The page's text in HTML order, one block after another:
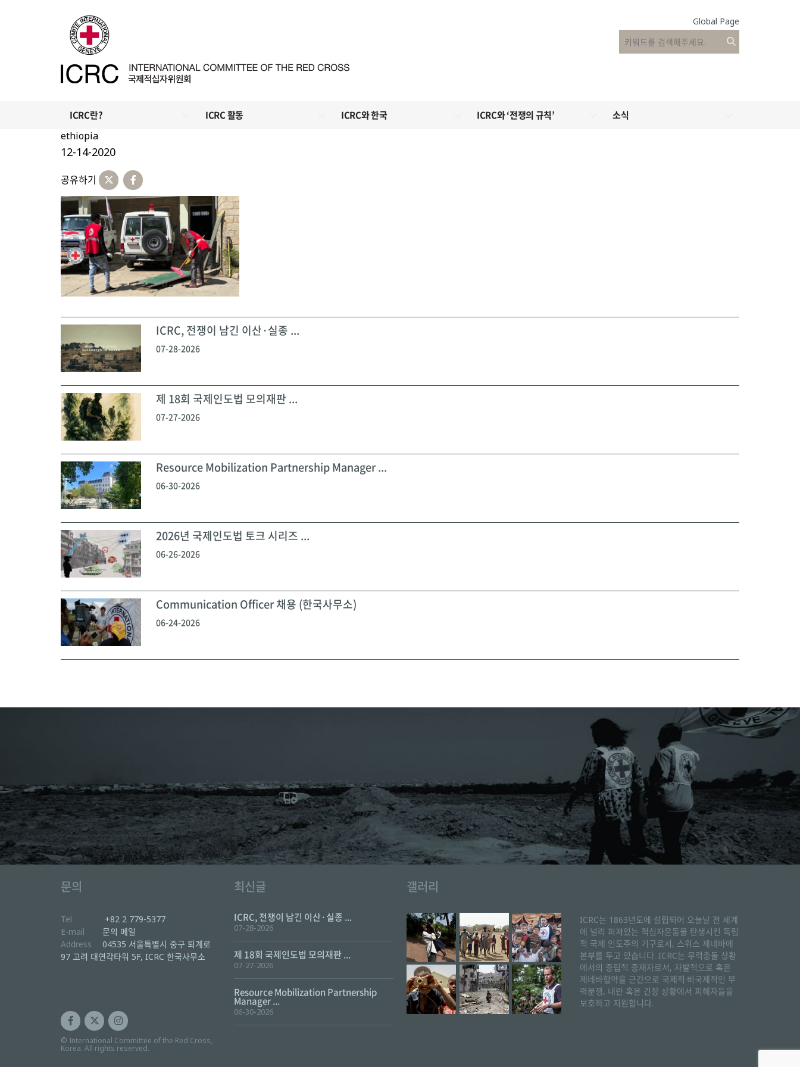
Global Page
ICRC란? ICRC 활동 ICRC와 한국 ICRC와 ‘전쟁의 규칙’
소식
ethiopia
12-14-2020
공유하기
ICRC, 전쟁이 남긴 이산·실종 ...
07-28-2026
제 18회 국제인도법 모의재판 ...
07-27-2026
Resource Mobilization Partnership Manager ...
06-30-2026
2026년 국제인도법 토크 시리즈 ...
06-26-2026
Communication Officer 채용 (한국사무소)
06-24-2026
문의
Tel
+82 2 779-5377
E-mail
문의 메일
Address
04535 서울특별시 중구 퇴계로
97 고려 대연각타워 5F, ICRC 한국사무소
© International Committee of the Red Cross,
Korea. All rights reserved.
최신글
ICRC, 전쟁이 남긴 이산·실종 ...
07-28-2026
제 18회 국제인도법 모의재판 ...
07-27-2026
Resource Mobilization Partnership
Manager ...
06-30-2026
갤러리
ICRC는 1863년도에 설립되어 오늘날 전 세계
에 널리 퍼져있는 적십자운동을 탄생시킨 독립
적 국제 인도주의 기구로서, 스위스 제네바에
본부를 두고 있습니다. ICRC는 무력충돌 상황
에서의 중립적 중재자로서, 자발적으로 혹은
제네바협약을 근간으로 국제적·비국제적인 무
력분쟁, 내란 혹은 긴장 상황에서 피해자들을
보호하고 지원합니다.